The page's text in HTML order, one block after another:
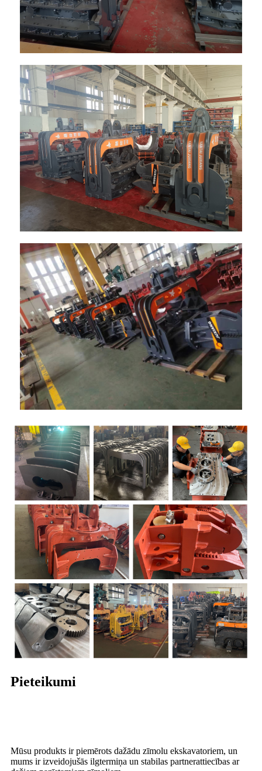
Pieteikumi
Mūsu produkts ir piemērots dažādu zīmolu ekskavatoriem, un
mums ir izveidojušās ilgtermiņa un stabilas partnerattiecības ar